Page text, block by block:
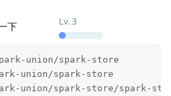
Lv.3
下
union/spark-store
union/spark-store
union/spark-store/spark-